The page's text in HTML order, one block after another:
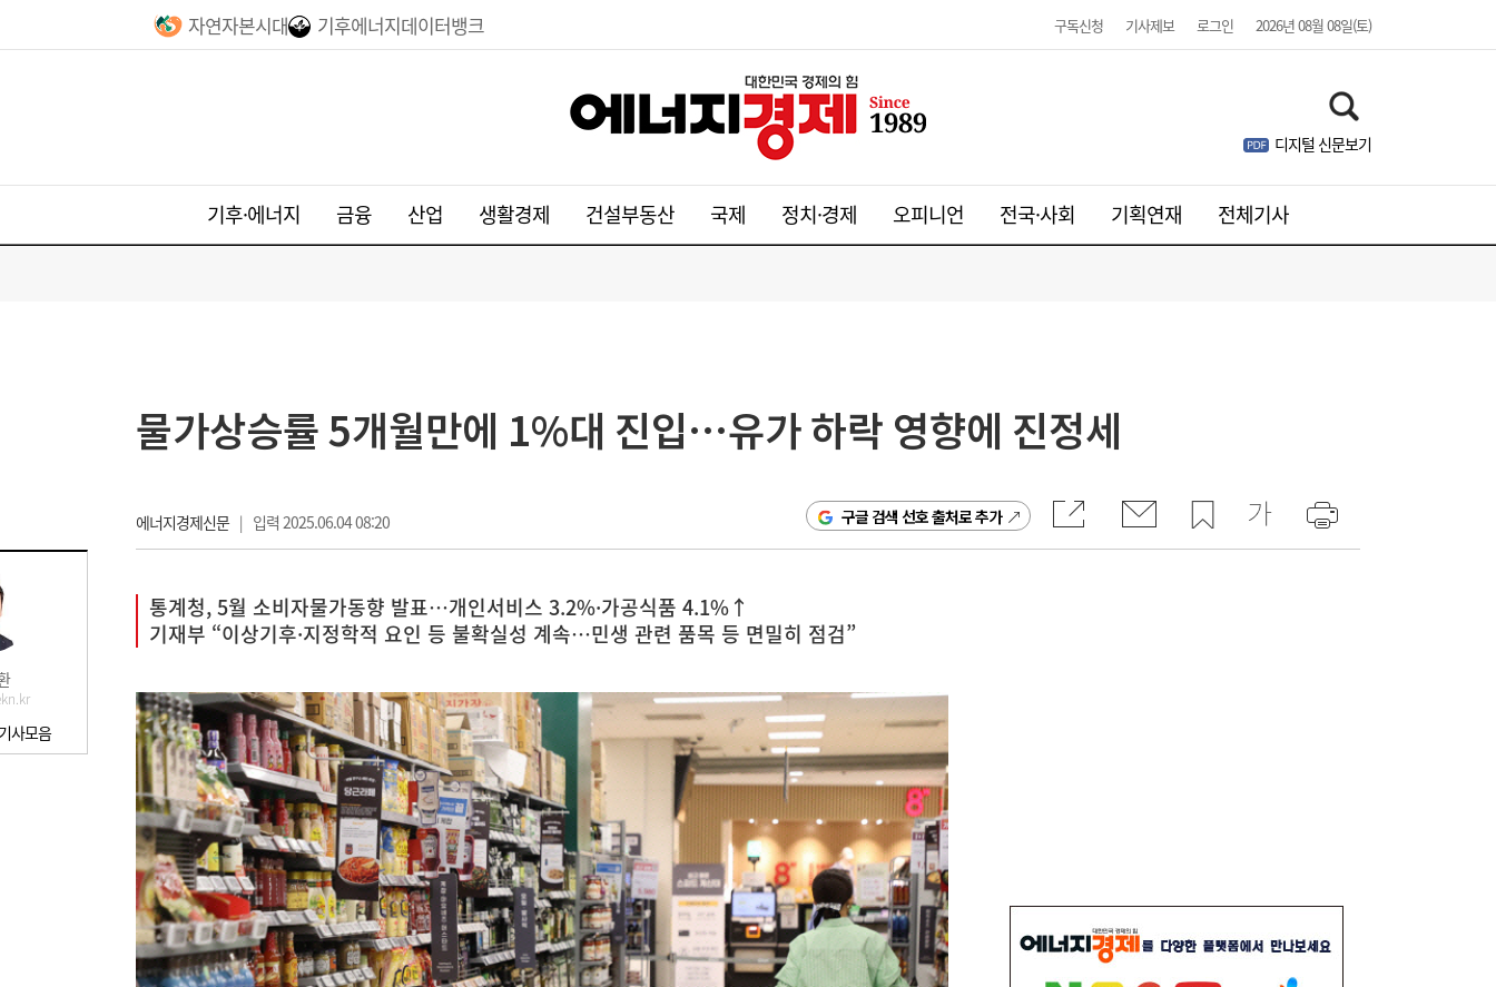
자연자본시대 기후에너지데이터뱅크 구독신청 기사제보 로그인 2026년 08월 08일(토)
디지털 신문보기
기후·에너지 금융 산업 생활경제 건설부동산 국제 정치·경제 오피니언 전국·사회 기획연재 전체기사
사모음
물가상승률 5개월만에 1%대 진입…유가 하락 영향에 진정세
에너지경제신문| 입력 2025.06.04 08:20 구글 검색 선호 출처로 추가
통계청, 5월 소비자물가동향 발표…개인서비스 3.2%·가공식품 4.1%↑
기재부 “이상기후·지정학적 요인 등 불확실성 계속…민생 관련 품목 등 면밀히 점검”
11:15
이쯤되면 ‘내홍위’…국힘 윤리위원 또 사퇴,
윤리위 내부 갈등 확산